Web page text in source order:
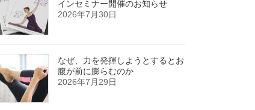
インセミナー開催のお知らせ
2026年7月30日
なぜ、力を発揮しようとするとお
腹が前に膨らむのか
2026年7月29日